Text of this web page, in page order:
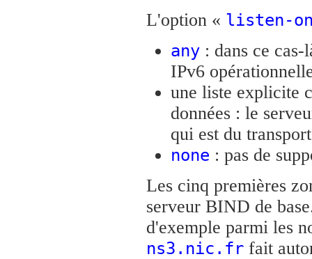
L'option « listen-
any : dans ce cas-
IPv6
une liste explicite
données : le
qui est du
none : pas de
Les cinq premières
serveur BIND de
d'exemple parmi les
ns3.nic.fr fait